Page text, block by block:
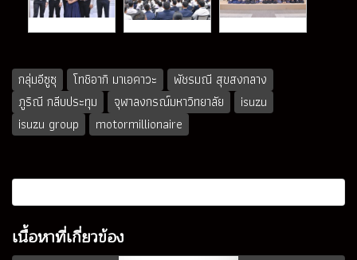
กลุ่มอีซูซุ โทชิอากิ มาเอคาวะ
พัชรมณี สุขสงกลาง
ภูริณี กลีบประทุม
จุฬาลงกรณ์มหาวิทยาลัย
isuzu
isuzu group
motormillionaire
เนื้อหาที่เกี่ยวข้อง